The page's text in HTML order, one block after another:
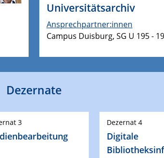
Universitätsarchiv
Ansprechpartner:innen
Campus Duisburg, SG U 195 -
Dezernate
3 Dezernat 4
Digitale